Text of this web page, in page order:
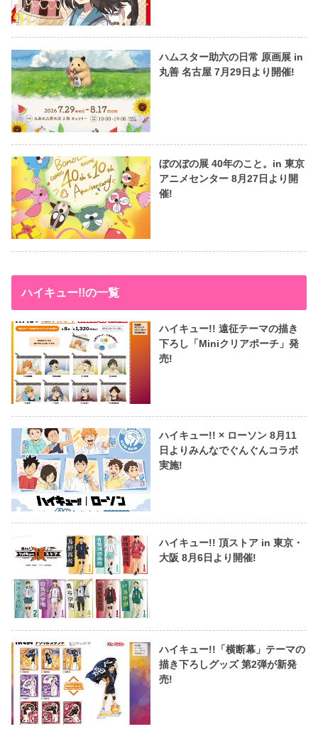
ハムスター助六の日常 原画展 in
丸善 名古屋 7月29日より開催!
ぼのぼの展 40年のこと。in 東京
アニメセンター 8月27日より開
催!
ハイキュー!!の一覧
ハイキュー!! 遠征テーマの描き
下ろし「Miniクリアポーチ」発
売!
ハイキュー!! × ローソン 8月11
日よりみんなでぐんぐんコラボ
実施!
ハイキュー!! 頂ストア in 東京・
大阪 8月6日より開催!
ハイキュー!!「横断幕」テーマの
描き下ろしグッズ 第2弾が新発
売!